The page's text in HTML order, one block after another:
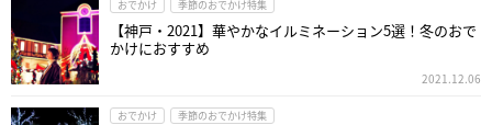
おでかけ 季節のおでかけ特集
【神戸・2021】華やかなイルミネーション5選！冬のおで
かけにおすすめ
2021.12.06
おでかけ 季節のおでかけ特集